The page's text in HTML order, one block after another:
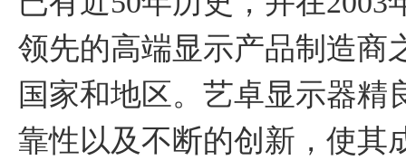
领先的高端显示产品制造商
国家和地区。艺卓显示器精
靠性以及不断的创新，使其